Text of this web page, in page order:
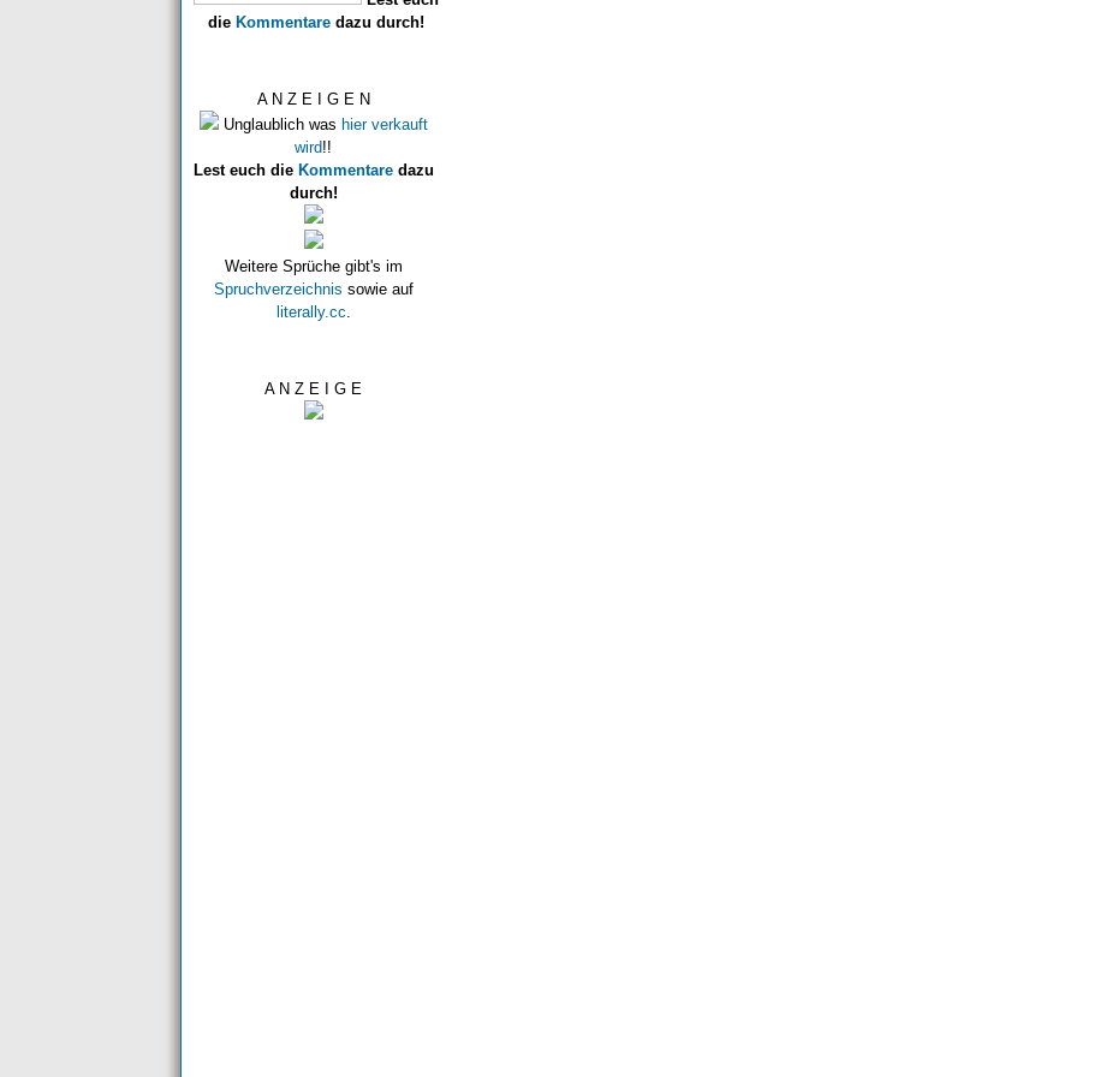
die Kommentare dazu durch!
A N Z E I G E N
Unglaublich was hier verkauft
wird!!
Lest euch die Kommentaredazu
durch!
Weitere Sprüche gibt's im
Spruchverzeichnis sowie auf
literally.cc
A N Z E I G E